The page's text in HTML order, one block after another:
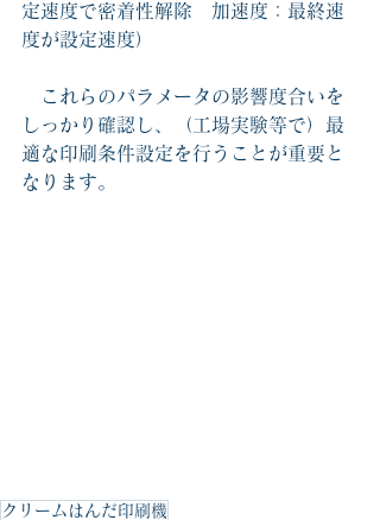
定速度で密着性解除　加速度：最終速
度が設定速度）
これらのパラメータの影響度合いを
しっかり確認し、（工場実験等で）最
適な印刷条件設定を行うことが重要と
なります。
クリームはんだ印刷機